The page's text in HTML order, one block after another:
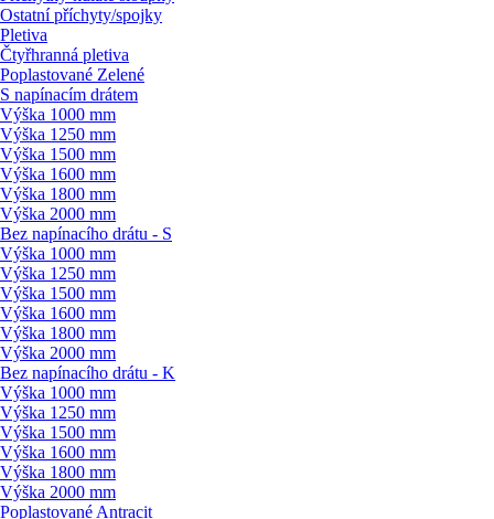
Ostatní příchyty/spojky
Pletiva
Čtyřhranná pletiva
Poplastované Zelené
S napínacím drátem
Výška 1000 mm
Výška 1250 mm
Výška 1500 mm
Výška 1600 mm
Výška 1800 mm
Výška 2000 mm
Bez napínacího drátu - S
Výška 1000 mm
Výška 1250 mm
Výška 1500 mm
Výška 1600 mm
Výška 1800 mm
Výška 2000 mm
Bez napínacího drátu - K
Výška 1000 mm
Výška 1250 mm
Výška 1500 mm
Výška 1600 mm
Výška 1800 mm
Výška 2000 mm
Poplastované Antracit